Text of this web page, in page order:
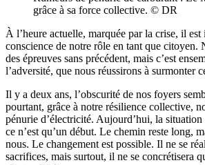
grâce à sa force collective. © DR
À l’heure actuelle, marquée par la crise, il
conscience de notre rôle en tant que citoyen.
des épreuves sans précédent, mais c’est
l’adversité, que nous réussirons à surmonter
Il y a deux ans, l’obscurité de nos foyers
pourtant, grâce à notre résilience collective,
pénurie d’électricité. Aujourd’hui, la
ce n’est qu’un début. Le chemin reste long,
nous. Le changement est possible. Il ne se
sacrifices, mais surtout, il ne se concrétisera